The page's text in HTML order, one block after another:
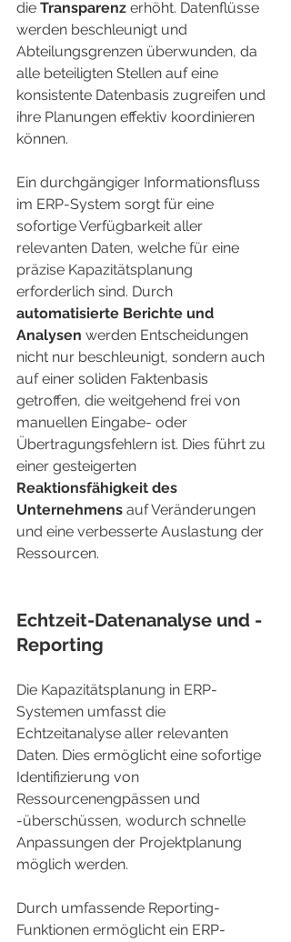
die Transparenz erhöht. Datenflüsse
werden beschleunigt und
Abteilungsgrenzen überwunden, da
alle beteiligten Stellen auf eine
konsistente Datenbasis zugreifen und
ihre Planungen effektiv koordinieren
können.
Ein durchgängiger Informationsfluss
im ERP-System sorgt für eine
sofortige Verfügbarkeit aller
relevanten Daten, welche für eine
präzise Kapazitätsplanung
erforderlich sind. Durch
automatisierte Berichte und
Analysen werden Entscheidungen
nicht nur beschleunigt, sondern auch
auf einer soliden Faktenbasis
getroffen, die weitgehend frei von
manuellen Eingabe- oder
Übertragungsfehlern ist. Dies führt zu
einer gesteigerten
Reaktionsfähigkeit des
Unternehmens auf Veränderungen
und eine verbesserte Auslastung der
Ressourcen.
Echtzeit-Datenanalyse und -
Reporting
Die Kapazitätsplanung in ERP-
Systemen umfasst die
Echtzeitanalyse aller relevanten
Daten. Dies ermöglicht eine sofortige
Identifizierung von
Ressourcenengpässen und
-überschüssen, wodurch schnelle
Anpassungen der Projektplanung
möglich werden.
Durch umfassende Reporting-
Funktionen ermöglicht ein ERP-